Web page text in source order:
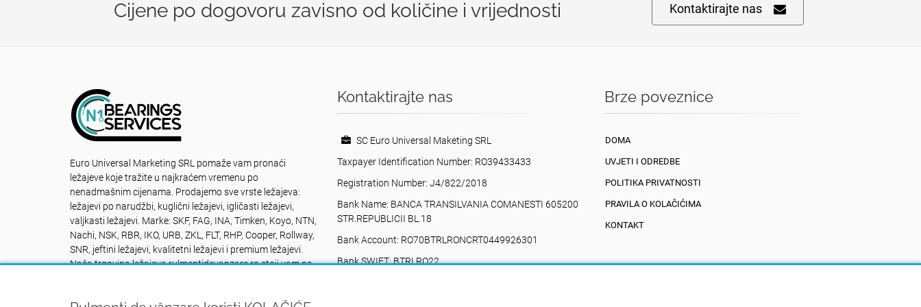
Cijene po dogovoru zavisno od količine i vrijednosti Kontaktirajte nas
Euro Universal Marketing SRL pomaže vam pronaći
ležajeve koje tražite u najkraćem vremenu po
nenadmašnim cijenama. Prodajemo sve vrste ležajeva:
ležajevi po narudžbi, kuglični ležajevi, igličasti ležajevi,
valjkasti ležajevi. Marke: SKF, FAG, INA, Timken, Koyo, NTN,
Nachi, NSK, RBR, IKO, URB, ZKL, FLT, RHP, Cooper, Rollway,
SNR, jeftini ležajevi, kvalitetni ležajevi i premium ležajevi.
Naša trgovina ležajeva rulmentidevanzare.ro stoji vam na
Kontaktirajte nas
SC Euro Universal Maketing SRL
Taxpayer Identification Number: RO39433433
Registration Number: J4/822/2018
Bank Name: BANCA TRANSILVANIA COMANESTI 605200
STR.REPUBLICII BL.18
Bank Account: RO70BTRLRONCRT0449926301
Bank SWIFT: BTRLRO22
Brze poveznice
DOMA
UVJETI I ODREDBE
POLITIKA PRIVATNOSTI
PRAVILA O KOLAČIĆIMA
KONTAKT